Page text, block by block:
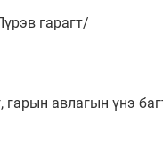
гарагт/
гарын авлагын үнэ